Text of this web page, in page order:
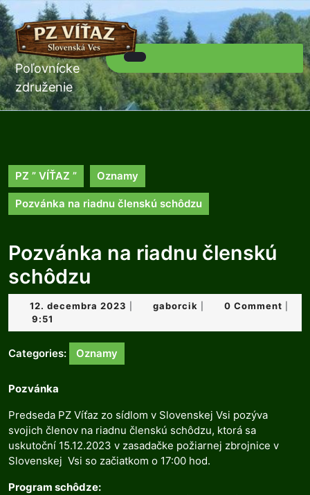
Skip
to
content
Poľovnícke
združenie
Button
PZ ” VÍŤAZ ” Oznamy
Pozvánka na riadnu členskú schôdzu
Pozvánka na riadnu členskú
schôdzu
12. decembra 2023 12.
2023
gaborcik gaborcik0 Comment
9:51
Categories: Oznamy
Pozvánka
Predseda PZ Víťaz zo sídlom v Slovenskej Vsi pozýva
svojich členov na riadnu členskú schôdzu, ktorá sa
uskutoční 15.12.2023 v zasadačke požiarnej zbrojnice v
Slovenskej Vsi so začiatkom o 17:00 hod.
Program schôdze: